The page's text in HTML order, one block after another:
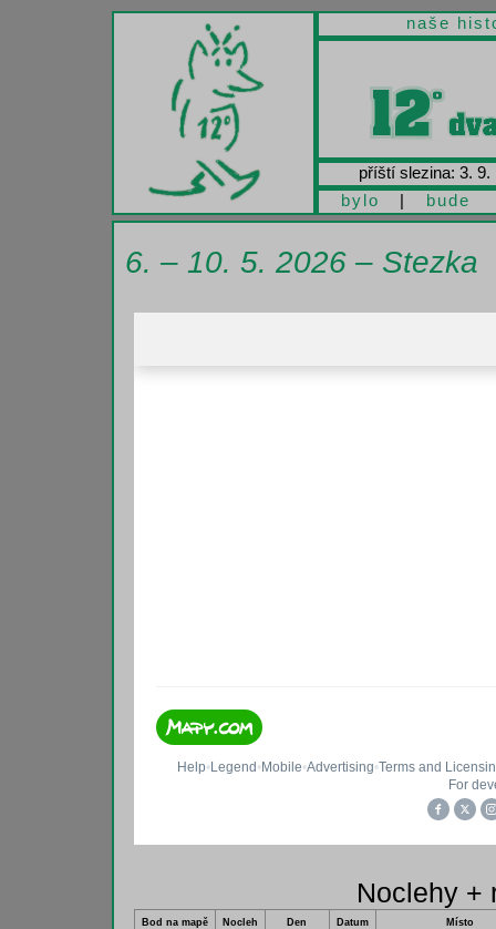
naše
příští slezina: 3. 9.
bylo | bude
6. – 10. 5. 2026 – Stezka
Noclehy +
Bod na mapě Nocleh Den Datum Místo